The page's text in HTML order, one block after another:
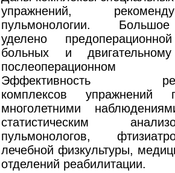
упражнений,
пульмонологии.
уделено
больных и
Эффективность
комплексов упражнений
многолетними
статистическим
пульмонологов,
лечебной физкультуры,
отделений реабилитации.